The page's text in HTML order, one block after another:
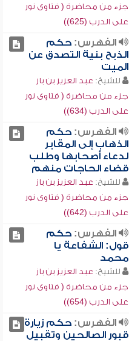
جزء من محاضرة ( فتاوى نور
على الدرب (625))
الفهرس:حكم
الذبح بنية التصدق عن
الميت
للشيخ: عبد العزيز بن باز
جزء من محاضرة ( فتاوى نور
على الدرب (634))
الفهرس:حكم
الذهاب إلى المقابر
لدعاء أصحابها وطلب
قضاء الحاجات منهم
للشيخ: عبد العزيز بن باز
جزء من محاضرة ( فتاوى نور
على الدرب (642))
الفهرس:حكم
قول: الشفاعة يا
محمد
للشيخ: عبد العزيز بن باز
جزء من محاضرة ( فتاوى نور
على الدرب (654))
الفهرس:حكم زيارة
قبور الصالحين وتقبيل